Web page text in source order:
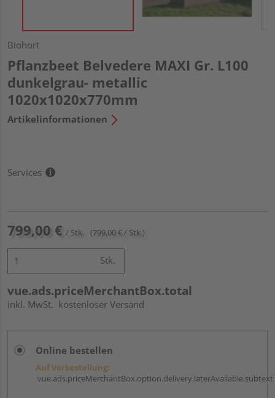
Biohort
Pflanzbeet Belvedere MAXI Gr. L100
dunkelgrau- metallic
1020x1020x770mm
Artikelinformationen
Services
799,00 € / Stk. (799,00 € / Stk.)
Stk.
vue.ads.priceMerchantBox.total
inkl. MwSt. kostenloser Versand
Online bestellen
Auf Vorbestellung:
vue.ads.priceMerchantBox.option.delivery.laterAvailable.subtext